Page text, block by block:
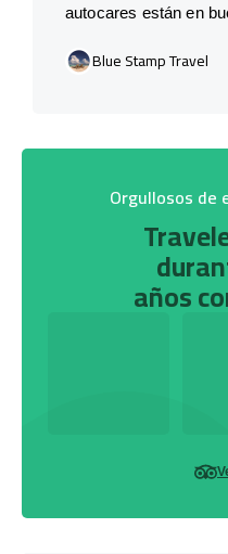
autocares están en
Blue Stamp Travel
Orgullosos de
años